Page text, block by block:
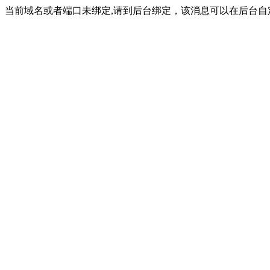
当前域名或者端口未绑定,请到后台绑定，该消息可以在后台自